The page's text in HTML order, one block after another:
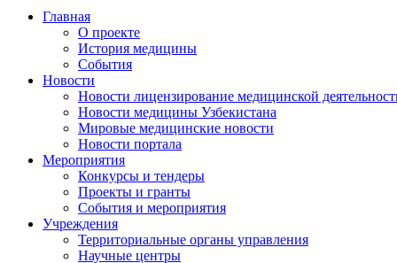
Главная
О проекте
История медицины
События
Новости
Новости лицензирование медицинской
Новости медицины Узбекистана
Мировые медицинские новости
Новости портала
Мероприятия
Конкурсы и тендеры
Проекты и гранты
События и мероприятия
Учреждения
Территориальные органы управления
Научные центры